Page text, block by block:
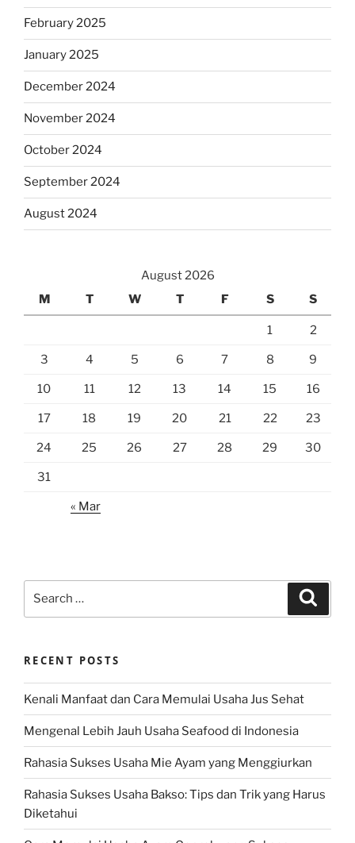
February 2025
January 2025
December 2024
November 2024
October 2024
September 2024
August 2024
August 2026
M
T W T F S S
1 2
3 4 5 6 7 8 9
10 11 12 13 14 15 16
17 18 19 20 21 22 23
24 25 26 27 28 29 30
31
« Mar
RECENT POSTS
Kenali Manfaat dan Cara Memulai Usaha Jus Sehat
Mengenal Lebih Jauh Usaha Seafood di Indonesia
Rahasia Sukses Usaha Mie Ayam yang Menggiurkan
Rahasia Sukses Usaha Bakso: Tips dan Trik yang Harus
Diketahui